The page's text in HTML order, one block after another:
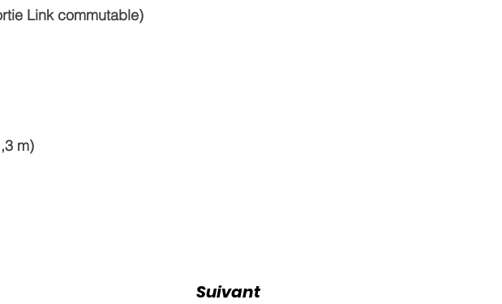
Link commutable)
m)
Suivant